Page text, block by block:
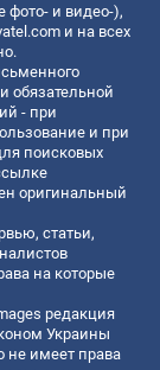
фото- и видео-),
и на всех
обязательной
- при
и при
поисковых
оригинальный
статьи,
на которые
редакция
Украины
не имеет права